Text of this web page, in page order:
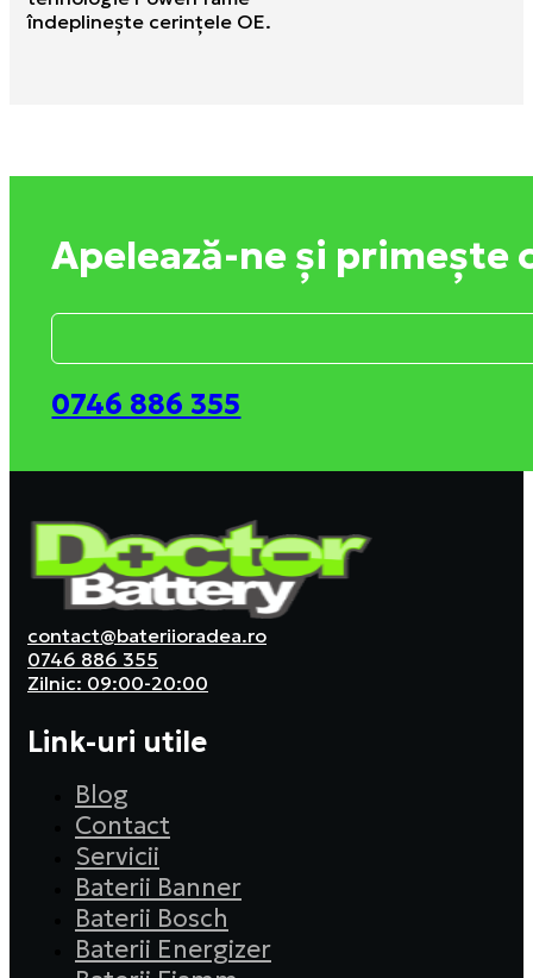
îndeplineşte cerinţele OE.
Apelează-ne și
0746 886 355
contact@bateriioradea.ro
0746 886 355
Zilnic: 09:00-20:00
Link-uri utile
Blog
Contact
Servicii
Baterii Banner
Baterii Bosch
Baterii Energizer